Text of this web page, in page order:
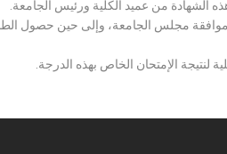
الشهادة من عميد الكلية ورئيس الجامعة.
مجلس الجامعة، وإلى حين حصول
لنتيجة الإمتحان الخاص بهذه الدرجة.